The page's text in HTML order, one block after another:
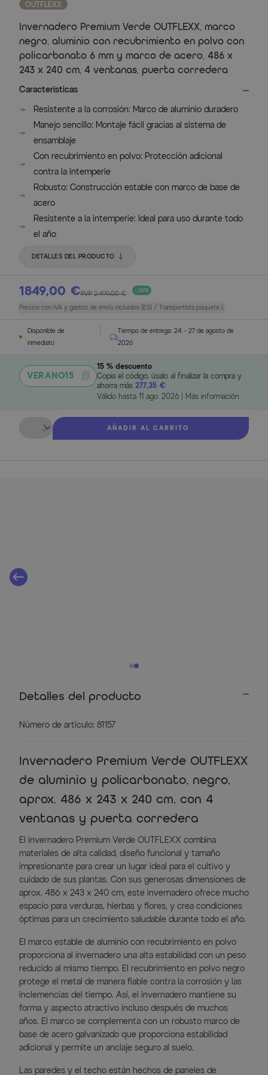
OUTFLEXX
Invernadero Premium Verde OUTFLEXX, marco
negro, aluminio con recubrimiento en polvo con
policarbonato 6 mm y marco de acero, 486 x
243 x 240 cm, 4 ventanas, puerta corredera
Características
Resistente a la corrosión: Marco de aluminio duradero
Manejo sencillo: Montaje fácil gracias al sistema de
ensamblaje
Con recubrimiento en polvo: Protección adicional
contra la intemperie
Robusto: Construcción estable con marco de base de
acero
Resistente a la intemperie: Ideal para uso durante todo
el año
DETALLES DEL PRODUCTO
1849,00 €PVP 2.499,00 € - 26%
Precios con IVA y gastos de envío incluidos (ES) / Transportista paquete L
Disponible de
inmediato
Tiempo de entrega: 24. - 27 de agosto de
2026
VERANO15
15 % descuento
Copia el código, úsalo al finalizar la compra y
ahorra más 277,35 €
Válido hasta 11 ago. 2026| Más información
Cantidad
AÑADIR AL CARRITO
Detalles del producto
Número de artículo: 81157
Invernadero Premium Verde OUTFLEXX
de aluminio y policarbonato, negro,
aprox. 486 x 243 x 240 cm, con 4
ventanas y puerta corredera
El invernadero Premium Verde OUTFLEXX combina
materiales de alta calidad, diseño funcional y tamaño
impresionante para crear un lugar ideal para el cultivo y
cuidado de sus plantas. Con sus generosas dimensiones de
aprox. 486 x 243 x 240 cm, este invernadero ofrece mucho
espacio para verduras, hierbas y flores, y crea condiciones
óptimas para un crecimiento saludable durante todo el año.
El marco estable de aluminio con recubrimiento en polvo
proporciona al invernadero una alta estabilidad con un peso
reducido al mismo tiempo. El recubrimiento en polvo negro
protege el metal de manera fiable contra la corrosión y las
inclemencias del tiempo. Así, el invernadero mantiene su
forma y aspecto atractivo incluso después de muchos
años. El marco se complementa con un robusto marco de
base de acero galvanizado que proporciona estabilidad
adicional y permite un anclaje seguro al suelo.
Las paredes y el techo están hechos de paneles de